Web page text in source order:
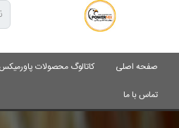
صفحه اصلی کاتالوگ محصولات پاورمیکس
تماس با ما